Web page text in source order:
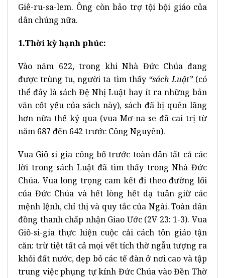
Giê-ru-sa-lem. Ông còn bảo trợ tội bội giáo của
dân chúng nữa.
1.Thời kỳ hạnh phúc:
Vào năm 622, trong khi Nhà Đức Chúa đang
được trùng tu, người ta tìm thấy “sách Luật” (có
thể đây là sách Đệ Nhị Luật hay ít ra những bản
văn cốt yếu của sách này), sách đã bị quên lãng
hơn nữa thế kỷ qua (vua Mơ-na-se đã cai trị từ
năm 687 đến 642 trước Công Nguyên).
Vua Giô-si-gia công bố trước toàn dân tất cả các
lời trong sách Luật đã tìm thấy trong Nhà Đức
Chúa. Vua long trọng cam kết đi theo đường lối
của Đức Chúa và hết lòng hết dạ tuân giữ các
mệnh lệnh, chỉ thị và quy tắc của Ngài. Toàn dân
đồng thanh chấp nhận Giao Ước (2V 23: 1-3). Vua
Giô-si-gia thực hiện cuộc cải cách tôn giáo tận
căn: trừ tiệt tất cả mọi vết tích thờ ngẫu tượng ra
khỏi đất nước, dẹp bỏ các tế đàn ở nơi cao và tập
trung việc phụng tự kính Đức Chúa vào Đền Thờ